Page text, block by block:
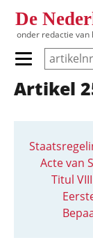
De
onder redactie van
Primair menu
Artikel
Acte van
Titul